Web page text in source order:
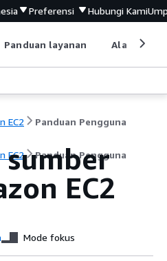
Preferensi Hubungi Kami
Panduan layanan Alat
EC2 Panduan Pengguna
EC2 Panduan Pengguna
EC2
Mode fokus